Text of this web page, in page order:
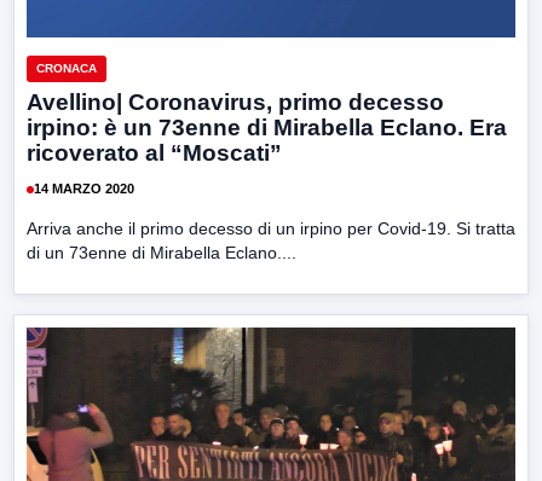
CRONACA
Avellino| Coronavirus, primo decesso
irpino: è un 73enne di Mirabella Eclano. Era
ricoverato al “Moscati”
14 MARZO 2020
Arriva anche il primo decesso di un irpino per Covid-19. Si tratta
di un 73enne di Mirabella Eclano....